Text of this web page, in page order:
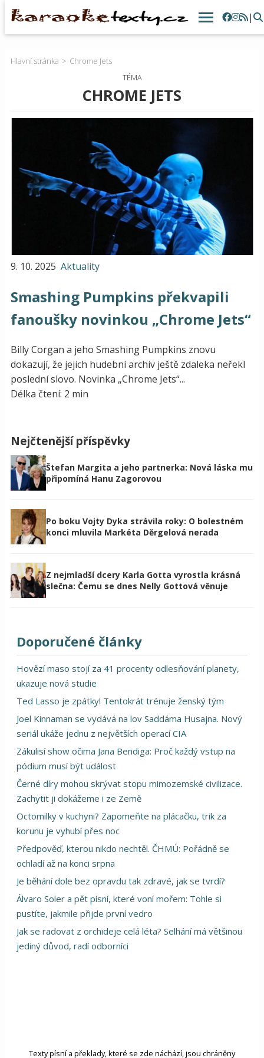
|
Hlavní stránka
Chrome Jets
TÉMA
CHROME JETS
9. 10. 2025 Aktuality
Smashing Pumpkins překvapili
fanoušky novinkou „Chrome Jets“
Billy Corgan a jeho Smashing Pumpkins znovu
dokazují, že jejich hudební archiv ještě zdaleka neřekl
poslední slovo. Novinka „Chrome Jets“...
Délka čtení: 2 min
Nejčtenější příspěvky
Štefan Margita a jeho partnerka: Nová láska mu
připomíná Hanu Zagorovou
Po boku Vojty Dyka strávila roky: O bolestném
konci mluvila Markéta Děrgelová nerada
Z nejmladší dcery Karla Gotta vyrostla krásná
slečna: Čemu se dnes Nelly Gottová věnuje
Doporučené články
Hovězí maso stojí za 41 procenty odlesňování planety,
ukazuje nová studie
Ted Lasso je zpátky! Tentokrát trénuje ženský tým
Joel Kinnaman se vydává na lov Saddáma Husajna. Nový
seriál ukáže jednu z největších operací CIA
Zákulisí show očima Jana Bendiga: Proč každý vstup na
pódium musí být událost
Černé díry mohou skrývat stopu mimozemské civilizace.
Zachytit ji dokážeme i ze Země
Octomilky v kuchyni? Zapomeňte na plácačku, trik za
korunu je vyhubí přes noc
Předpověď, kterou nikdo nechtěl. ČHMÚ: Pořádně se
ochladí až na konci srpna
Je běhání dole bez opravdu tak zdravé, jak se tvrdí?
Álvaro Soler a pět písní, které voní mořem: Tohle si
pustíte, jakmile přijde první vedro
Jak se radovat z orchideje celá léta? Selhání má většinou
jediný důvod, radí odborníci
Texty písní a překlady, které se zde náchází, jsou chráněny